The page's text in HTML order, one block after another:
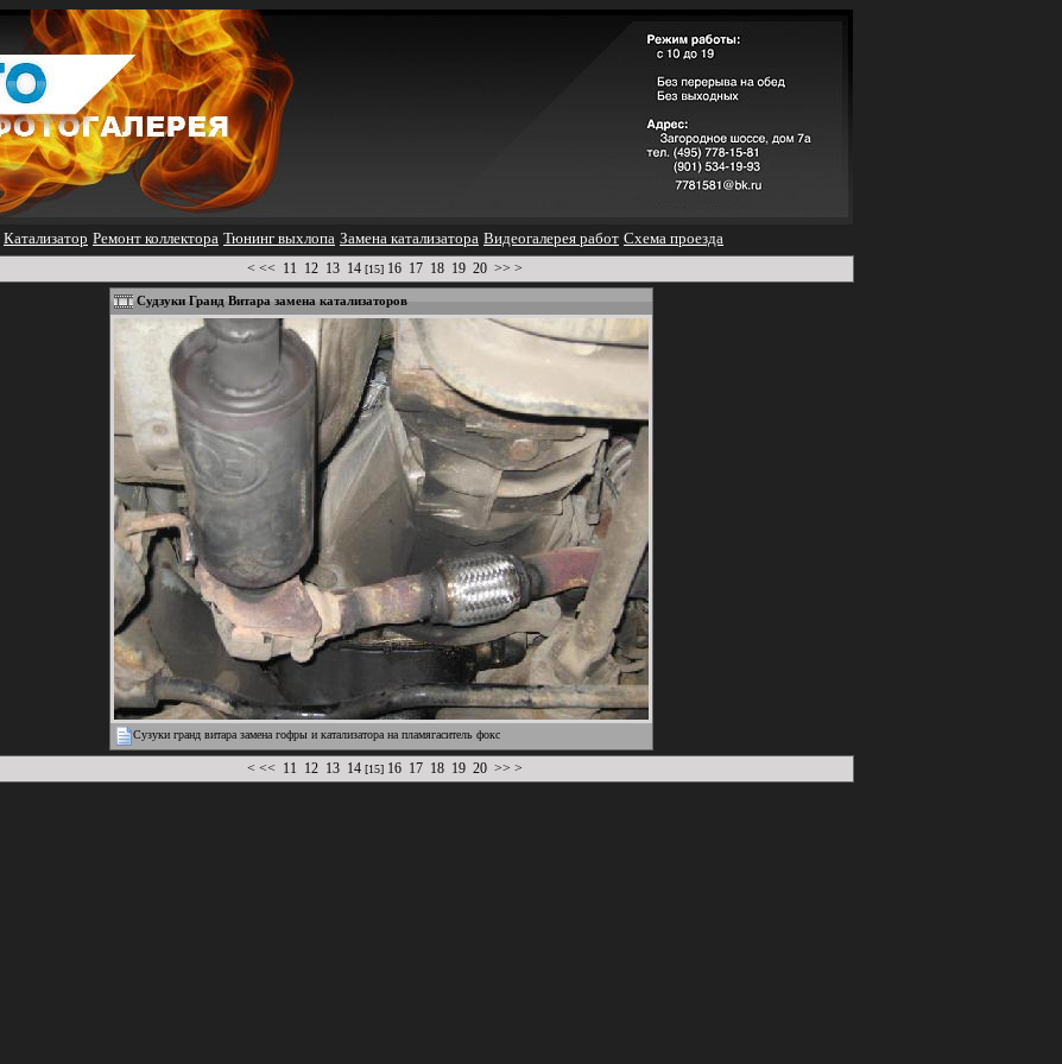
Катализатор Ремонт коллектора Тюнинг выхлопа Замена катализатора Видеогалерея работ Схема проезда
< << 11 12 13 14[15] 16 17 18 19 20 >> >
Судзуки Гранд Витара замена катализаторов
Сузуки гранд витара замена гофры и катализатора на пламягаситель фокс
< << 11 12 13 14[15] 16 17 18 19 20 >> >